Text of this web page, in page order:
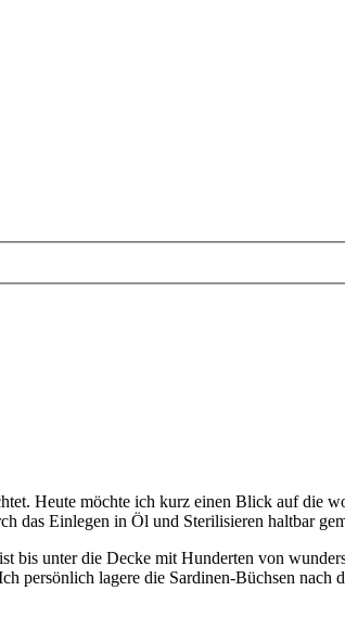
Heute möchte ich kurz einen Blick auf die
das Einlegen in Öl und Sterilisieren haltbar
bis unter die Decke mit Hunderten von
persönlich lagere die Sardinen-Büchsen